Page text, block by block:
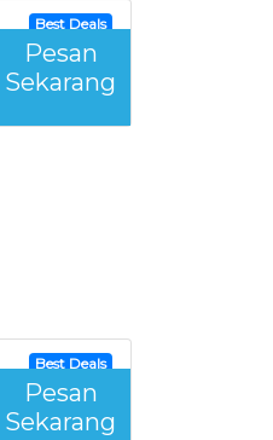
Best Deals
Pesan
Sekarang
Best Deals
Pesan
Sekarang